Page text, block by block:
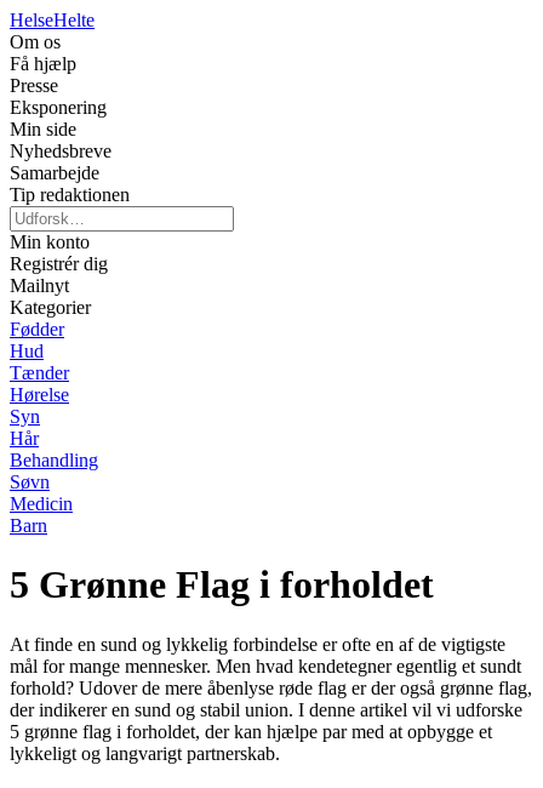
HelseHelte
Om os
Få hjælp
Presse
Eksponering
Min side
Nyhedsbreve
Samarbejde
Tip redaktionen
Min konto
Registrér dig
Mailnyt
Kategorier
Fødder
Hud
Tænder
Hørelse
Syn
Hår
Behandling
Søvn
Medicin
Barn
5 Grønne Flag i forholdet
At finde en sund og lykkelig forbindelse er ofte en af ​​de vigtigste
mål for mange mennesker. Men hvad kendetegner egentlig et sundt
forhold? Udover de mere åbenlyse røde flag er der også grønne flag,
der indikerer en sund og stabil union. I denne artikel vil vi udforske
5 grønne flag i forholdet, der kan hjælpe par med at opbygge et
lykkeligt og langvarigt partnerskab.